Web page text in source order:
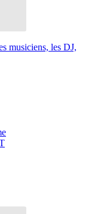
musiciens, les DJ,